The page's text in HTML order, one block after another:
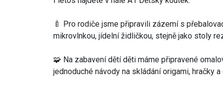
🍼 Pro rodiče jsme připravili zázemí s
mikrovlnkou, jídelní židličkou, stejně jako stoly
🧩 Na zabavení dětí děti máme připravené
jednoduché návody na skládání origami, hračky